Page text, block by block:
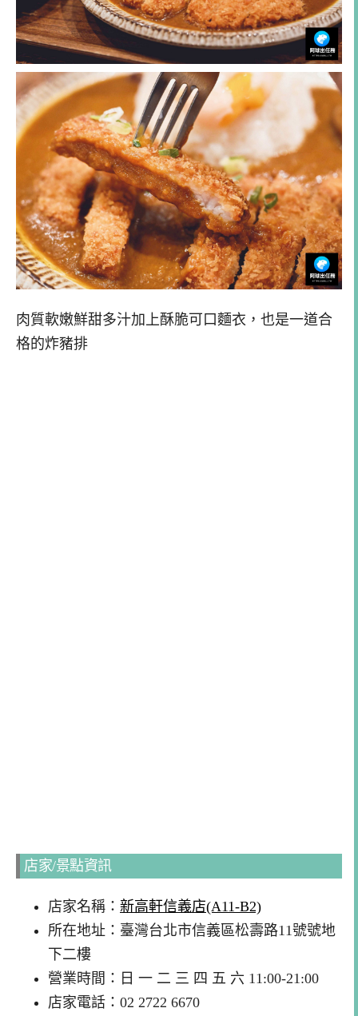
肉質軟嫩鮮甜多汁加上酥脆可口麵衣，也是一道合
格的炸豬排
店家/景點資訊
店家名稱： 新高軒信義店(A11-B2)
所在地址：臺灣台北市信義區松壽路11號號地
下二樓
營業時間：日 一 二 三 四 五 六 11:00-21:00
店家電話：02 2722 6670